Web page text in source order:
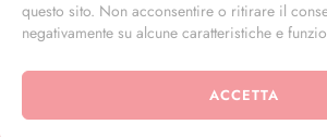
questo sito. Non acconsentire o ritirare il
negativamente su alcune caratteristiche e
ACCETTA